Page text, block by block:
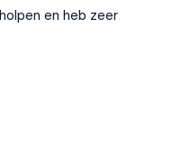
en heb zeer